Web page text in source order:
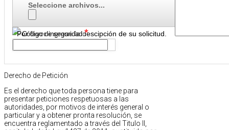
Por favor ingrese la descipción de su solicitud.
Seleccione archivos...
Código de seguridad*
Derecho de Petición
Es el derecho que toda persona tiene para
presentar peticiones respetuosas a las
autoridades, por motivos de interés general o
particular y a obtener pronta resolución, se
encuentra reglamentado a través del Titulo II,